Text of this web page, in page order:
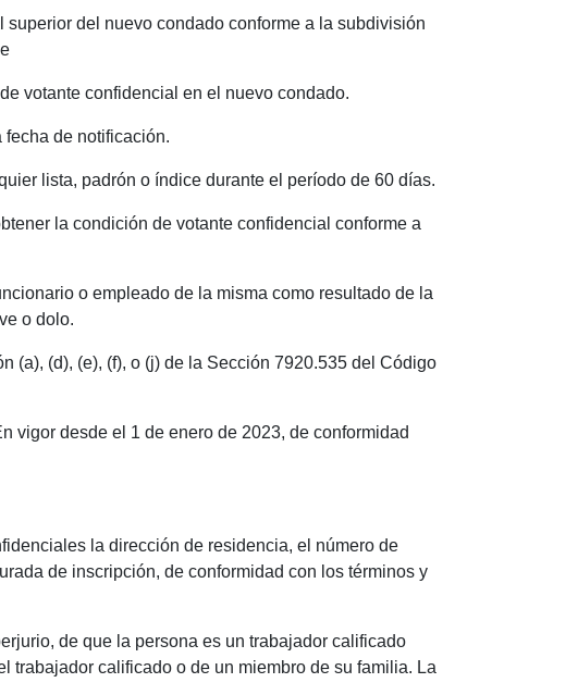
del nuevo condado conforme a la subdivisión
votante confidencial en el nuevo condado.
de notificación.
lista, padrón o índice durante el período de 60 días.
la condición de votante confidencial conforme a
o empleado de la misma como resultado de la
o dolo.
(a), (d), (e), (f), o (j) de la Sección 7920.535 del Código
vigor desde el 1 de enero de 2023, de conformidad
la dirección de residencia, el número de
de inscripción, de conformidad con los términos y
de que la persona es un trabajador calificado
trabajador calificado o de un miembro de su familia. La